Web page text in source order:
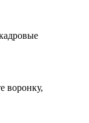
воронку,